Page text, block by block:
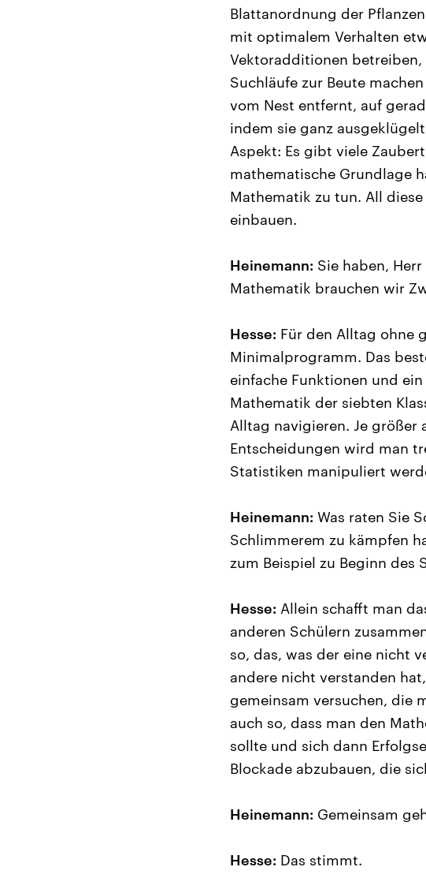
Blattanordnung der
mit optimalem Verhalten
Vektoradditionen betreiben,
Suchläufe zur Beute
vom Nest entfernt, auf
indem sie ganz
Aspekt: Es gibt viele
mathematische Grundlage
Mathematik zu tun. All
einbauen.
Heinemann: Sie haben,
Mathematik brauchen wir
Hesse: Für den Alltag ohne
Minimalprogramm. Das
einfache Funktionen und
Mathematik der siebten
Alltag navigieren. Je größer
Entscheidungen wird man
Statistiken manipuliert
Heinemann: Was raten Sie
Schlimmerem zu kämpfen
zum Beispiel zu Beginn des
Hesse: Allein schafft man
anderen Schülern
so, das, was der eine nicht
andere nicht verstanden
gemeinsam versuchen, die
auch so, dass man den
sollte und sich dann
Blockade abzubauen, die
Heinemann: Gemeinsam
Hesse: Das stimmt.